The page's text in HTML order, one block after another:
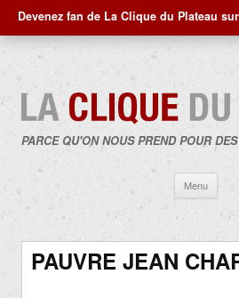
Devenez fan de La Clique du Plateau
PARCE QU'ON NOUS PREND POUR
Menu
PAUVRE JEAN